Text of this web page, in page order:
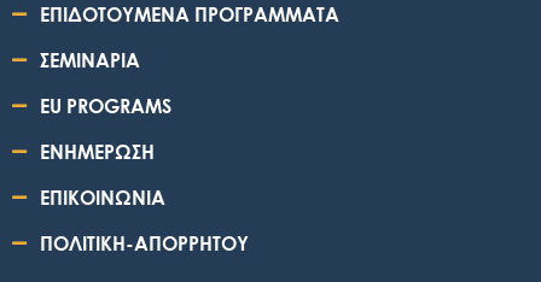
ΕΠΙΔΟΤΟΥΜΕΝΑ ΠΡΟΓΡΑΜΜΑΤΑ
ΣΕΜΙΝΑΡΙΑ
EU PROGRAMS
ΕΝΗΜΕΡΩΣΗ
ΕΠΙΚΟΙΝΩΝΙΑ
ΠΟΛΙΤΙΚΗ-ΑΠΟΡΡΗΤΟΥ